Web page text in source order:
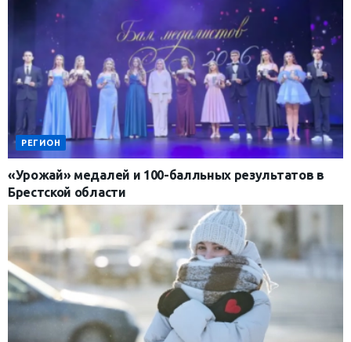
РЕГИОН
«Урожай» медалей и 100-балльных результатов в
Брестской области